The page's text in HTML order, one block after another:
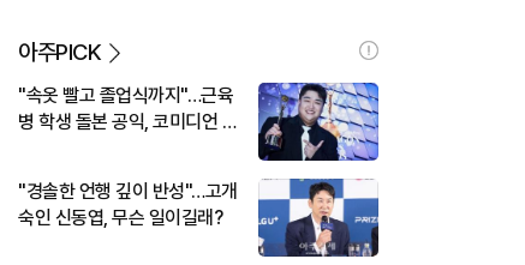
아주PICK
"속옷 빨고 졸업식까지"…근육
병 학생 돌본 공익, 코미디언 김
"경솔한 언행 깊이 반성"…고개
숙인 신동엽, 무슨 일이길래?